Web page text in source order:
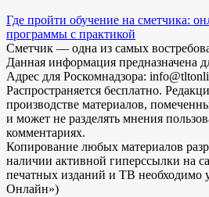
Где пройти обучение на сметчика:
программы с практикой
Сметчик — одна из самых
Данная информация предназначена
Адрес для Роскомнадзора:
Распространяется бесплатно.
производстве материалов,
и может не разделять мнения
комментариях.
Копирование любых материалов
наличии активной гиперссылки на
печатных изданий и ТВ необходимо
Онлайн»)